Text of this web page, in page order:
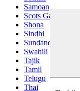
Samoan
Scots Gaelic
Shona
Sindhi
Sundanese
Swahili
Tajik
Tamil
Telugu
Thai